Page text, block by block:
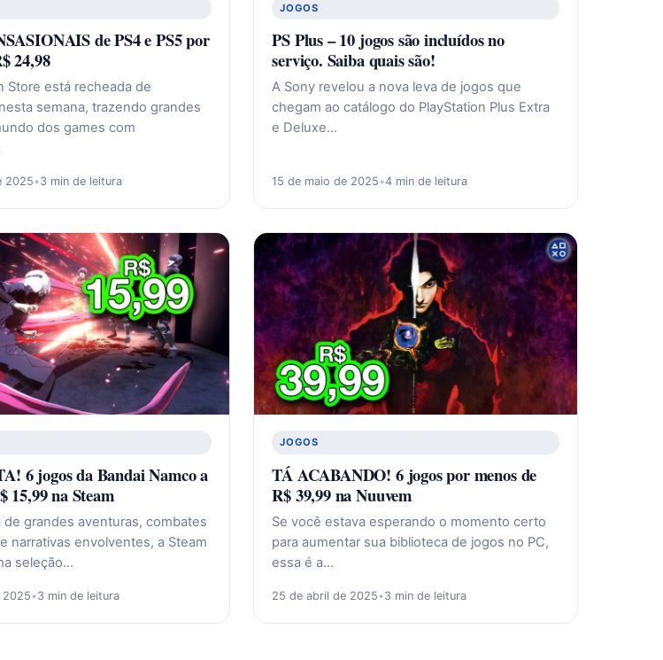
de PS4 e PS5 por
24,98
Store está recheada de
semana, trazendo grandes
dos games com
2025•3 min de leitura
JOGOS
PS Plus – 10 jogos são incluídos no
serviço. Saiba quais são!
A Sony revelou a nova leva de jogos que
chegam ao catálogo do PlayStation Plus Extra
e Deluxe…
15 de maio de 2025•4 min de leitura
6 jogos da Bandai Namco a
15,99 na Steam
de grandes aventuras, combates
narrativas envolventes, a Steam
seleção…
2025•3 min de leitura
JOGOS
TÁ ACABANDO! 6 jogos por menos de
R$ 39,99 na Nuuvem
Se você estava esperando o momento certo
para aumentar sua biblioteca de jogos no PC,
essa é a…
25 de abril de 2025•3 min de leitura